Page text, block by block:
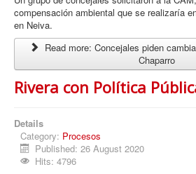
compensación ambiental que se realizaría
en Neiva.
Read more: Concejales piden
Chaparro
Rivera con Política
Details
Category: Procesos
Published: 26 August 2020
Hits: 4796